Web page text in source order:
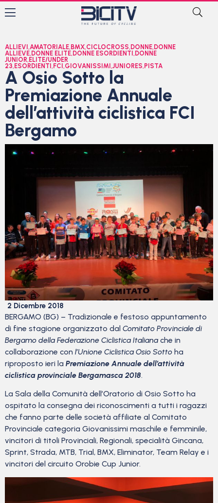
ALLIEVI ,AMATORIALE, BMX,CICLOCROSS, DONNE, DONNE
ALLIEVE, DONNE ELITE, DONNE ESORDIENTI , DONNE
JUNIOR, ELITE/UNDER
23, ESORDIENTI , FCI ,GIOVANISSIMI ,JUNIORES, PISTA
A Osio Sotto la
Premiazione Annuale
dell’attività ciclistica FCI
Bergamo
2 Dicembre 2018
BERGAMO (BG) – Tradizionale e festoso appuntamento
di fine stagione organizzato dal Comitato Provinciale di
Bergamo della Federazione Ciclistica Italiana che in
collaborazione con l’Unione Ciclistica Osio Sotto ha
riproposto ieri la Premiazione Annuale dell’attività
ciclistica provinciale Bergamasca 2018.
La Sala della Comunità dell’Oratorio di Osio Sotto ha
ospitato la consegna dei riconoscimenti a tutti i ragazzi
che fanno parte delle società affiliate al Comitato
Provinciale categoria Giovanissimi maschile e femminile,
vincitori di titoli Provinciali, Regionali, specialità Gincana,
Sprint, Strada, MTB, Trial, BMX, Eliminator, Team Relay e i
vincitori del circuito Orobie Cup Junior.